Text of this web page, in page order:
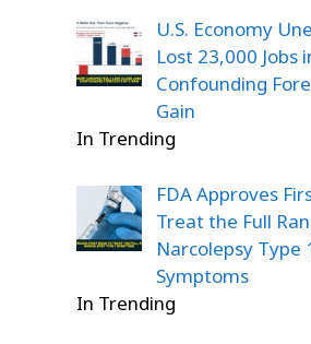
U.S. Economy
Lost 23,000 Jobs
Confounding
Gain
In Trending
FDA Approves
Treat the Full
Narcolepsy Type
Symptoms
In Trending